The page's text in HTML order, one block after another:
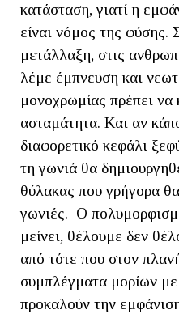
κατάσταση, γιατί η
είναι νόμος της φύσης.
μετάλλαξη, στις
λέμε έμπνευση και
μονοχρωμίας πρέπει να
ασταμάτητα. Και αν
διαφορετικό κεφάλι
τη γωνιά θα
θύλακας που γρήγορα
γωνιές. Ο
μείνει, θέλουμε δεν
από τότε που στον
συμπλέγματα μορίων
προκαλούν την